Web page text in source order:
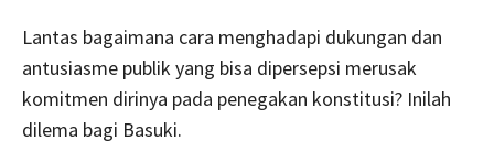
Lantas bagaimana cara menghadapi dukungan dan
antusiasme publik yang bisa dipersepsi merusak
komitmen dirinya pada penegakan konstitusi? Inilah
dilema bagi Basuki.